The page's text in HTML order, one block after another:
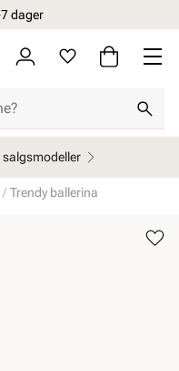
dager
salgsmodeller
Trendy ballerina